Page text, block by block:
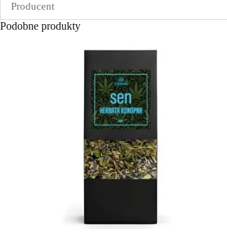
Producent
Podobne produkty